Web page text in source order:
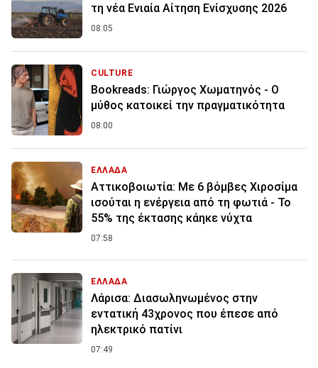
τη νέα Ενιαία Αίτηση Ενίσχυσης 2026
08:05
CULTURE
Bookreads: Γιώργος Χωματηνός - Ο
μύθος κατοικεί την πραγματικότητα
08:00
ΕΛΛΑΔΑ
Αττικοβοιωτία: Με 6 βόμβες Χιροσίμα
ισούται η ενέργεια από τη φωτιά - Το
55% της έκτασης κάηκε νύχτα
07:58
ΕΛΛΑΔΑ
Λάρισα: Διασωληνωμένος στην
εντατική 43χρονος που έπεσε από
ηλεκτρικό πατίνι
07:49